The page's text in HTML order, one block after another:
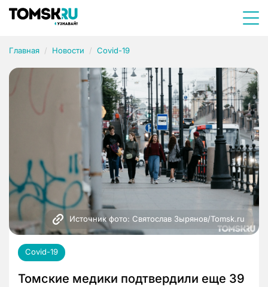
Главная Новости Covid-19
Источник фото: Святослав Зырянов/Tomsk.ru
Covid-19
Томские медики подтвердили еще 39